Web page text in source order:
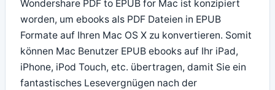
Wondershare PDF to EPUB for Mac ist konzipiert
worden, um ebooks als PDF Dateien in EPUB
Formate auf Ihren Mac OS X zu konvertieren. Somit
können Mac Benutzer EPUB ebooks auf Ihr iPad,
iPhone, iPod Touch, etc. übertragen, damit Sie ein
fantastisches Lesevergnügen nach der